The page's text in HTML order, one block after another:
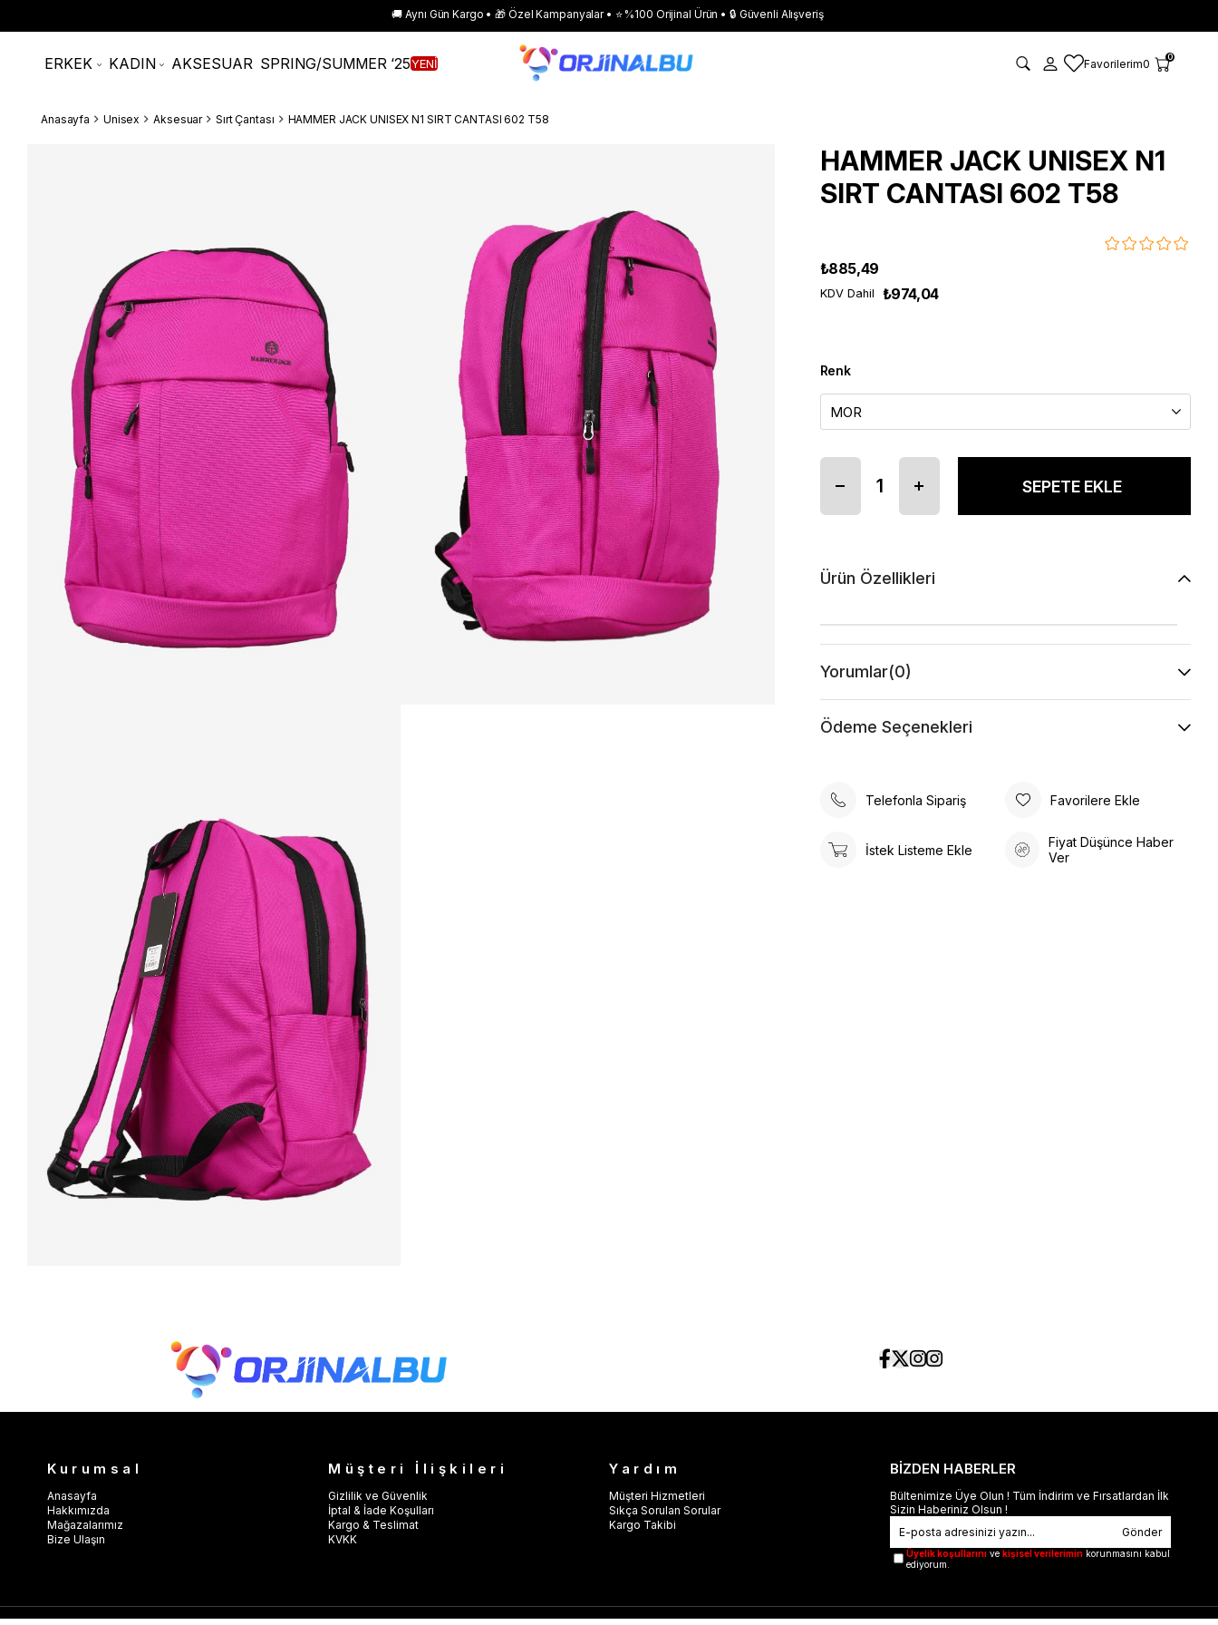
🚚 Aynı Gün Kargo • 🎁 Özel Kampanyalar • ⭐ %100 Orijinal Ürün • 🔒 Güvenli Alışveriş
ERKEK KADIN AKSESUAR SPRING/SUMMER ‘25YENİ Favorilerim0 0
Anasayfa Unisex Aksesuar Sırt Çantası HAMMER JACK UNISEX N1 SIRT CANTASI 602 T58
HAMMER JACK UNISEX N1
SIRT CANTASI 602 T58
₺885,49
KDV Dahil ₺974,04
Renk
Ürün Özellikleri
Yorumlar(0)
Ödeme Seçenekleri
Telefonla Sipariş Favorilere Ekle
İstek Listeme Ekle
Fiyat Düşünce Haber
Ver
Kurumsal
Anasayfa
Hakkımızda
Mağazalarımız
Bize Ulaşın
Müşteri İlişkileri
Gizlilik ve Güvenlik
İptal & İade Koşulları
Kargo & Teslimat
KVKK
Yardım
Müşteri Hizmetleri
Sıkça Sorulan Sorular
Kargo Takibi
BİZDEN HABERLER
Bültenimize Üye Olun ! Tüm İndirim ve Fırsatlardan İlk
Sizin Haberiniz Olsun !
Gönder
Üyelik koşullarını vekişisel verilerimin korunmasını kabul
ediyorum.